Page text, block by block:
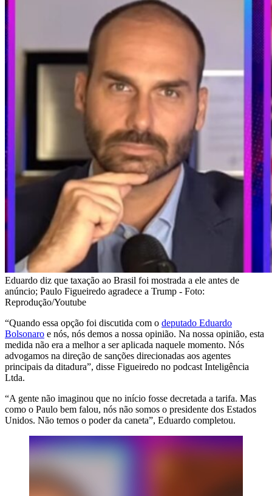
Eduardo diz que taxação ao Brasil foi mostrada a ele antes de
anúncio; Paulo Figueiredo agradece a Trump - Foto:
Reprodução/Youtube
“Quando essa opção foi discutida com o deputado Eduardo
Bolsonaro e nós, nós demos a nossa opinião. Na nossa opinião, esta
medida não era a melhor a ser aplicada naquele momento. Nós
advogamos na direção de sanções direcionadas aos agentes
principais da ditadura”, disse Figueiredo no podcast Inteligência
Ltda.
“A gente não imaginou que no início fosse decretada a tarifa. Mas
como o Paulo bem falou, nós não somos o presidente dos Estados
Unidos. Não temos o poder da caneta”, Eduardo completou.